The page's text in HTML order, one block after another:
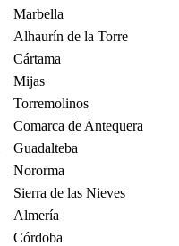
Marbella
Alhaurín de la Torre
Cártama
Mijas
Torremolinos
Comarca de Antequera
Guadalteba
Nororma
Sierra de las Nieves
Almería
Córdoba